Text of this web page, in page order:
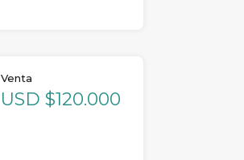
Venta
USD $120.000